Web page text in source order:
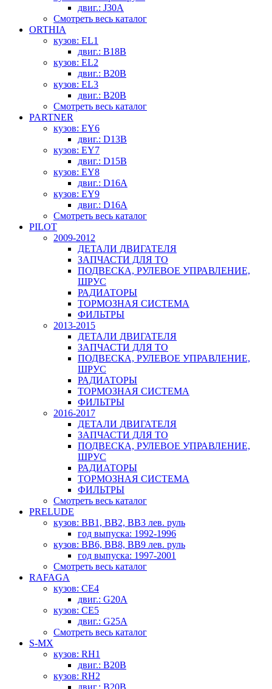
двиг.: J30A
Смотреть весь каталог
ORTHIA
кузов: EL1
двиг.: B18B
кузов: EL2
двиг.: B20B
кузов: EL3
двиг.: B20B
Смотреть весь каталог
PARTNER
кузов: EY6
двиг.: D13B
кузов: EY7
двиг.: D15B
кузов: EY8
двиг.: D16A
кузов: EY9
двиг.: D16A
Смотреть весь каталог
PILOT
2009-2012
ДЕТАЛИ ДВИГАТЕЛЯ
ЗАПЧАСТИ ДЛЯ ТО
ПОДВЕСКА, РУЛЕВОЕ УПРАВЛЕНИЕ,
ШРУС
РАДИАТОРЫ
ТОРМОЗНАЯ СИСТЕМА
ФИЛЬТРЫ
2013-2015
ДЕТАЛИ ДВИГАТЕЛЯ
ЗАПЧАСТИ ДЛЯ ТО
ПОДВЕСКА, РУЛЕВОЕ УПРАВЛЕНИЕ,
ШРУС
РАДИАТОРЫ
ТОРМОЗНАЯ СИСТЕМА
ФИЛЬТРЫ
2016-2017
ДЕТАЛИ ДВИГАТЕЛЯ
ЗАПЧАСТИ ДЛЯ ТО
ПОДВЕСКА, РУЛЕВОЕ УПРАВЛЕНИЕ,
ШРУС
РАДИАТОРЫ
ТОРМОЗНАЯ СИСТЕМА
ФИЛЬТРЫ
Смотреть весь каталог
PRELUDE
кузов: BB1, BB2, BB3 лев. руль
год выпуска: 1992-1996
кузов: BB6, BB8, BB9 лев. руль
год выпуска: 1997-2001
Смотреть весь каталог
RAFAGA
кузов: CE4
двиг.: G20A
кузов: CE5
двиг.: G25A
Смотреть весь каталог
S-MX
кузов: RH1
двиг.: B20B
кузов: RH2
двиг.: B20B